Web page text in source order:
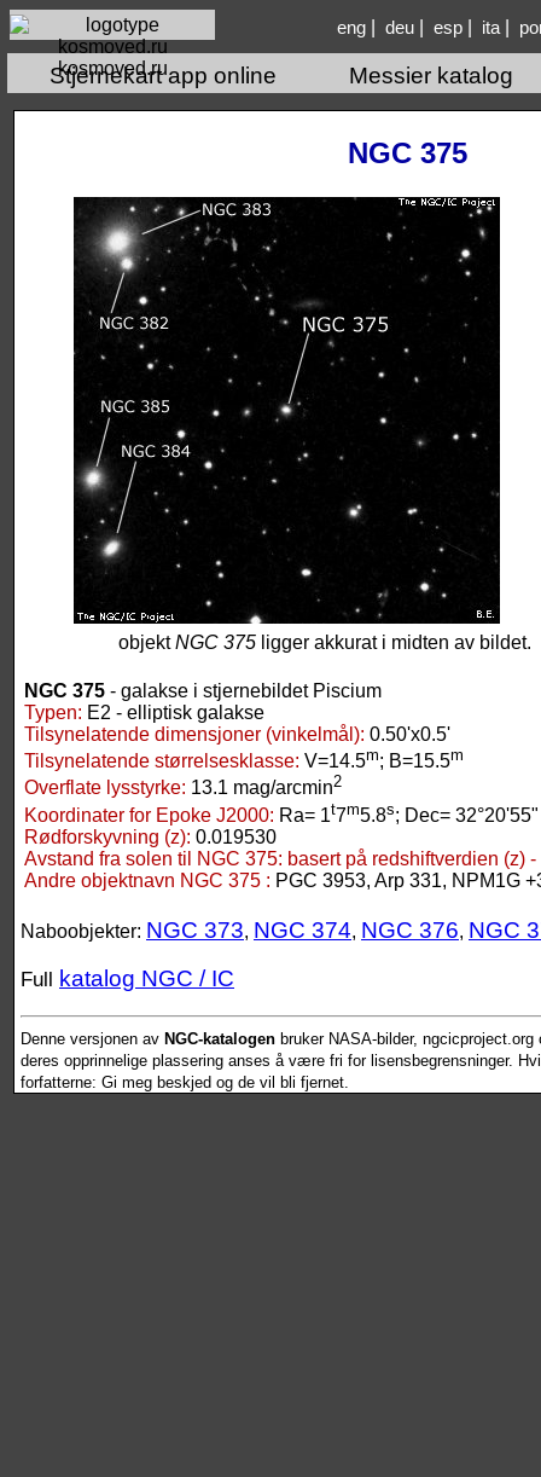
kosmoved.ru
eng| deu| esp| ita|
Stjernekart app online Messier katalog
NGC 375
objektNGC 375ligger akkurat i midten av bildet.
NGC 375 - galakse i stjernebildet Piscium
Typen: E2 - elliptisk galakse
Tilsynelatende dimensjoner (vinkelmål): 0.50'x0.5'
Tilsynelatende størrelsesklasse: V=14.5m; B=15.5m
Overflate lysstyrke: 13.1 mag/arcmin2
Koordinater for Epoke J2000: Ra= 1t7m5.8s; Dec= 32°20'55"
Rødforskyvning (z): 0.019530
Avstand fra solen til NGC 375: basert på redshiftverdien (z) -
Andre objektnavn NGC 375 : PGC 3953, Arp 331, NPM1G
Naboobjekter: NGC 373, NGC 374, NGC 376, NGC
Full katalog NGC / IC
Denne versjonen av NGC-katalogen bruker NASA-bilder,
deres opprinnelige plassering anses å være fri for lisensbegrensninger.
forfatterne: Gi meg beskjed og de vil bli fjernet.